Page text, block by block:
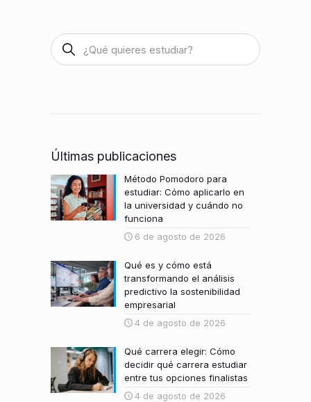
Últimas publicaciones
Método Pomodoro para
estudiar: Cómo aplicarlo en
la universidad y cuándo no
funciona
6 de agosto de 2026
Qué es y cómo está
transformando el análisis
predictivo la sostenibilidad
empresarial
4 de agosto de 2026
Qué carrera elegir: Cómo
decidir qué carrera estudiar
entre tus opciones finalistas
4 de agosto de 2026